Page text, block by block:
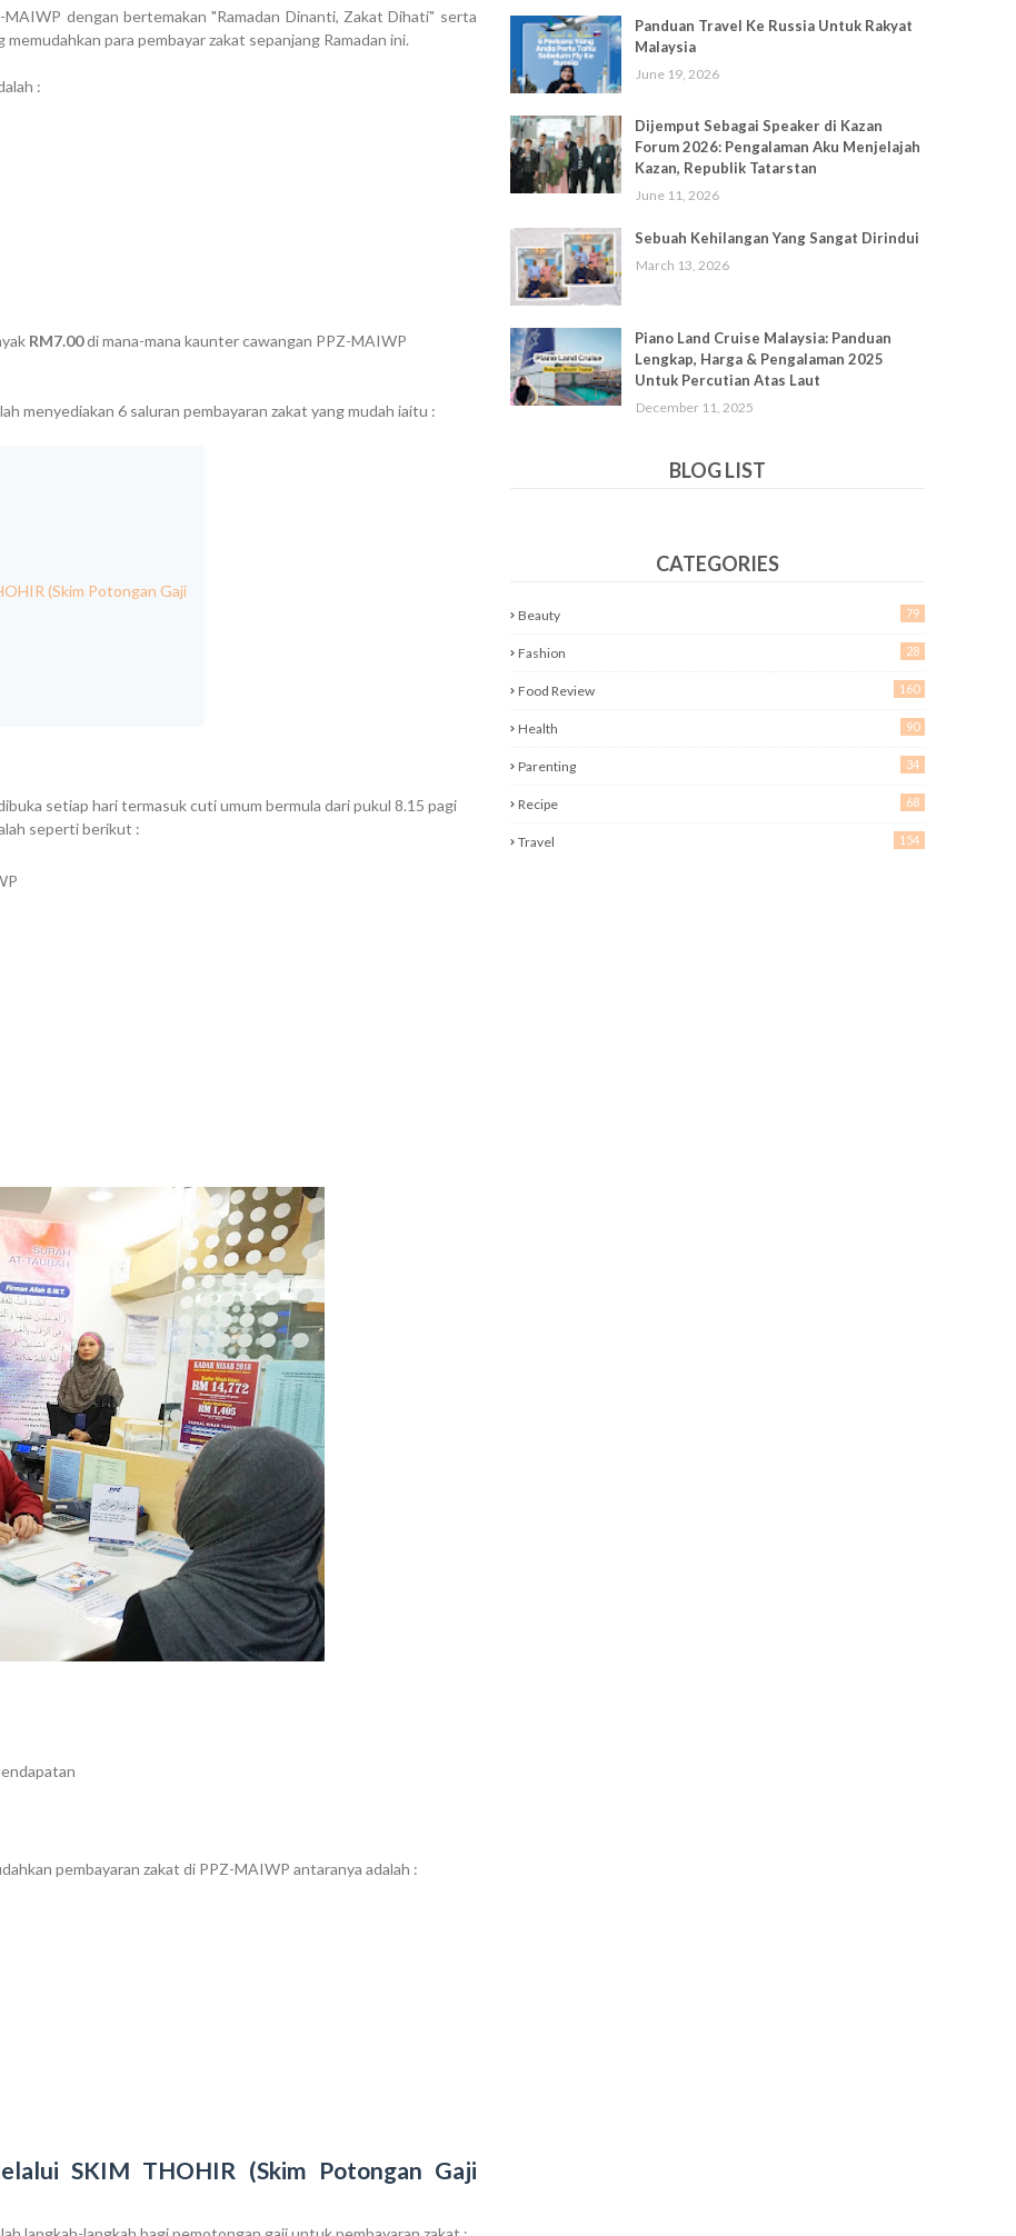
MAIWP dengan bertemakan "Ramadan Dinanti, Zakat Dihati" serta
para pembayar zakat sepanjang Ramadan ini.
:
RM7.00di mana-mana kaunter cawangan PPZ-MAIWP
menyediakan 6 saluran pembayaran zakat yang mudah iaitu :
(Skim Potongan Gaji
setiap hari termasuk cuti umum bermula dari pukul 8.15 pagi
seperti berikut :
pembayaran zakat di PPZ-MAIWP antaranya adalah :
SKIM THOHIR (Skim Potongan Gaji
Panduan Travel Ke Russia Untuk Rakyat
Malaysia
June 19, 2026
Dijemput Sebagai Speaker di Kazan
Forum 2026: Pengalaman Aku Menjelajah
Kazan, Republik Tatarstan
June 11, 2026
Sebuah Kehilangan Yang Sangat Dirindui
March 13, 2026
Piano Land Cruise Malaysia: Panduan
Lengkap, Harga & Pengalaman 2025
Untuk Percutian Atas Laut
December 11, 2025
BLOG LIST
CATEGORIES
Beauty 79
Fashion 28
Food Review 160
Health 90
Parenting 34
Recipe 68
Travel 154